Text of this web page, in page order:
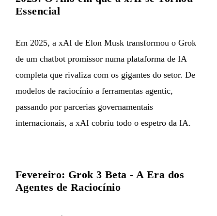
Essencial
Em 2025, a xAI de Elon Musk transformou o Grok
de um chatbot promissor numa plataforma de IA
completa que rivaliza com os gigantes do setor. De
modelos de raciocínio a ferramentas agentic,
passando por parcerias governamentais
internacionais, a xAI cobriu todo o espetro da IA.
Fevereiro: Grok 3 Beta - A Era dos
Agentes de Raciocínio